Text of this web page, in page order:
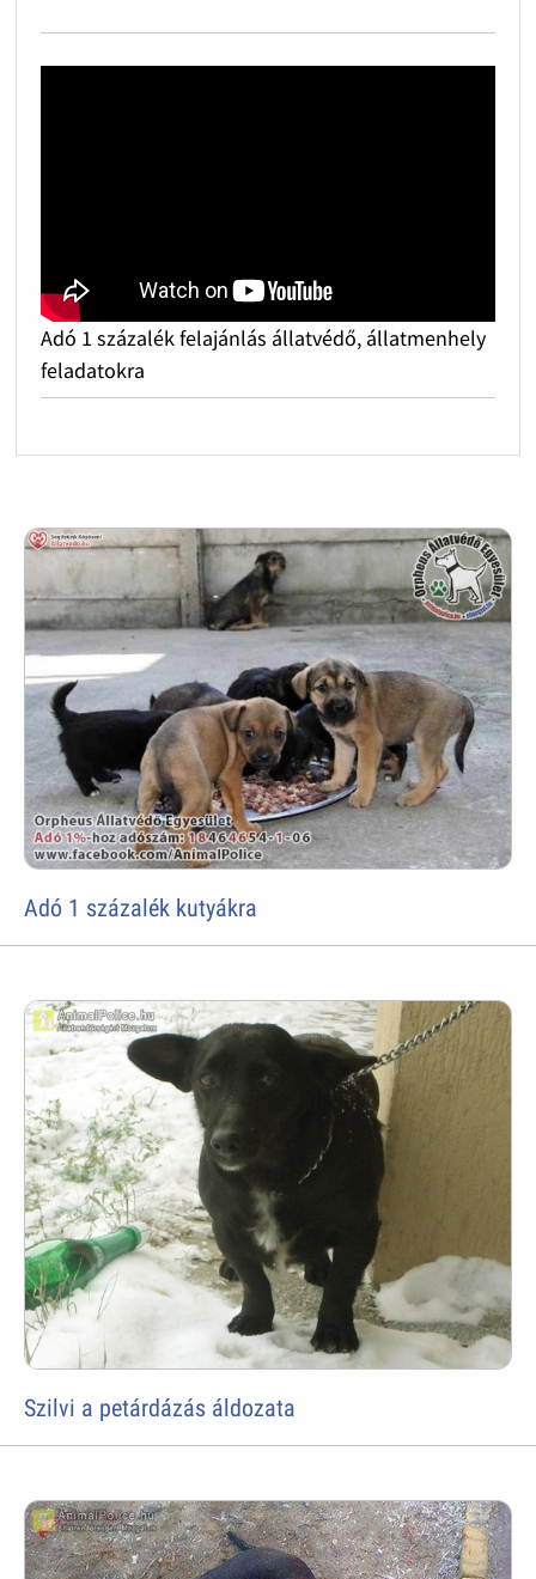
Adó 1 százalék felajánlás állatvédő, állatmenhely
feladatokra
Adó 1 százalék kutyákra
Szilvi a petárdázás áldozata